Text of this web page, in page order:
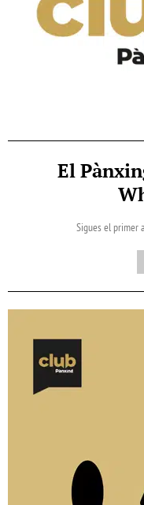
El
Sigues el primer